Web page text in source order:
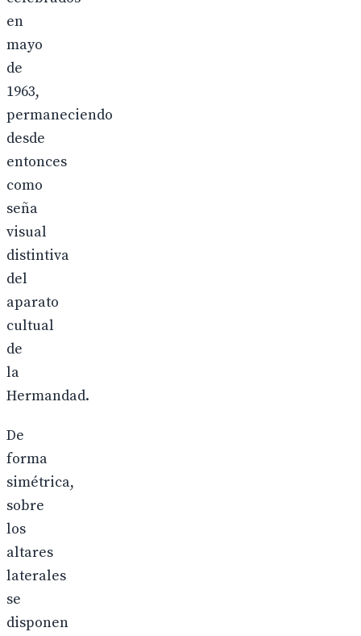
en
mayo
de
1963,
permaneciendo
desde
entonces
como
seña
visual
distintiva
del
aparato
cultual
de
la
Hermandad.
De
forma
simétrica,
sobre
los
altares
laterales
se
disponen